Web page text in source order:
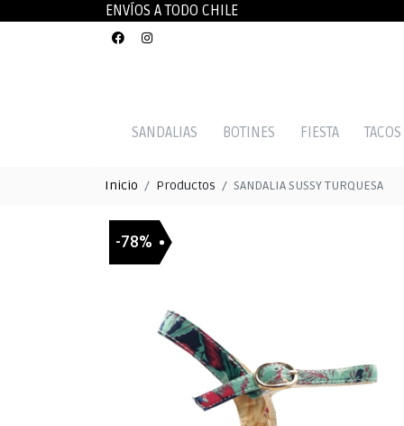
ENVÍOS A TODO CHILE
SANDALIAS BOTINES FIESTA TACOS
Inicio Productos SANDALIA SUSSY TURQUESA
-78%